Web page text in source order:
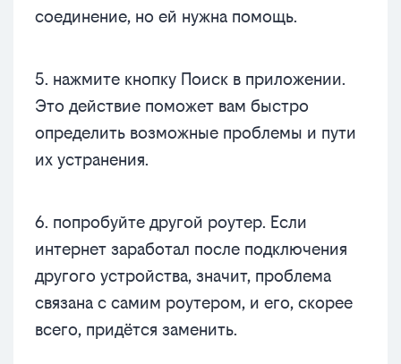
соединение, но ей нужна помощь.
5. нажмите кнопку Поиск в приложении.
Это действие поможет вам быстро
определить возможные проблемы и пути
их устранения.
6. попробуйте другой роутер. Если
интернет заработал после подключения
другого устройства, значит, проблема
связана с самим роутером, и его, скорее
всего, придётся заменить.